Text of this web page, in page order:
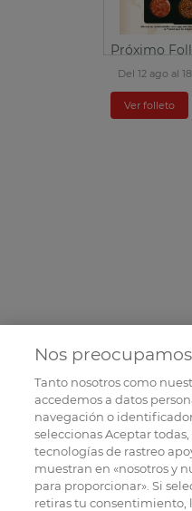
Próximo
Del 12 ago al
Ver folleto
Nos
Tanto nosotros como
accedemos a datos
navegación o
seleccionas Aceptar
tecnologías de rastreo
muestran en «nosotros y
para proporcionar». Si
retiras tu consentimiento,